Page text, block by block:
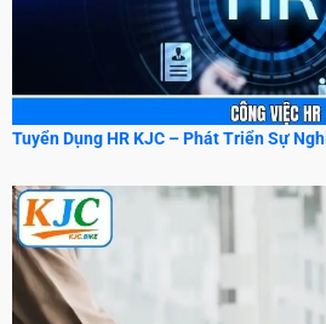
Tuyển Dụng HR KJC – Phát Triển Sự